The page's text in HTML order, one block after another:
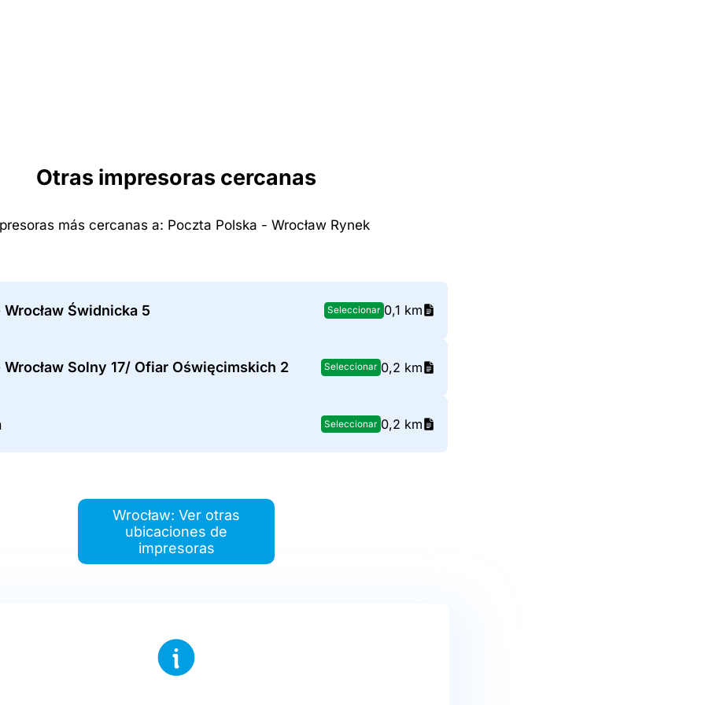
Otras impresoras cercanas
más cercanas a: Poczta Polska - Wrocław Rynek
Wrocław Świdnicka 5 Seleccionar 0,1 km
Wrocław Solny 17/ Ofiar Oświęcimskich 2 Seleccionar 0,2 km
Seleccionar 0,2 km
Wrocław: Ver otras
ubicaciones de
impresoras